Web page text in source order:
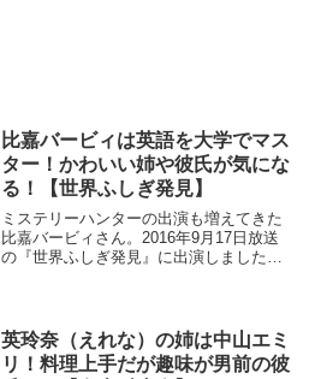
比嘉バービィは英語を大学でマス
ター！かわいい姉や彼氏が気にな
る！【世界ふしぎ発見】
ミステリーハンターの出演も増えてきた
比嘉バービィさん。2016年9月17日放送
の『世界ふしぎ発見』に出演しました。
ックします。
英玲奈（えれな）の姉は中山エミ
リ！料理上手だが趣味が男前の彼